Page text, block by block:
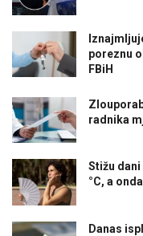
poreznu
FBiH
radnika
Stižu
°C, a
Danas